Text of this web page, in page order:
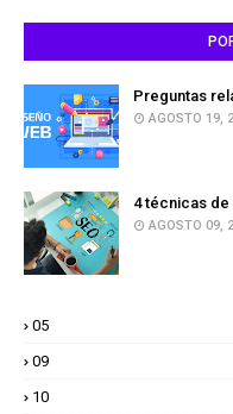
Preguntas
AGOSTO 19,
4 técnicas de
AGOSTO 09,
05
09
10